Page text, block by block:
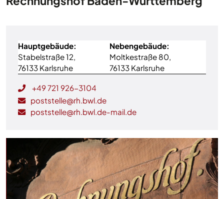
Hauptgebäude:
Stabelstraße 12,
76133 Karlsruhe
Nebengebäude:
Moltkestraße 80,
76133 Karlsruhe
+49 721 926-3104
poststelle@rh.bwl.de
poststelle@rh.bwl.de-mail.de